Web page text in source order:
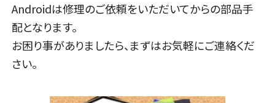
Androidは修理のご依頼をいただいてからの部品手
配となります。
お困り事がありましたら、まずはお気軽にご連絡くだ
さい。